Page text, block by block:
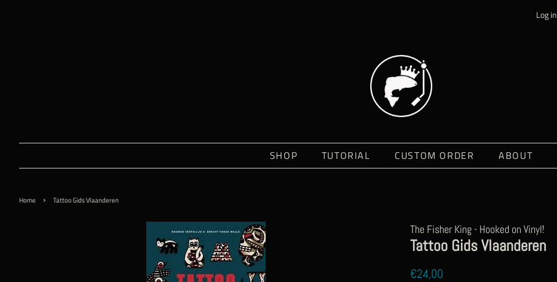
Log in
SHOP TUTORIAL CUSTOM ORDER ABOUT
Home › Tattoo Gids Vlaanderen
The Fisher King - Hooked on Vinyl!
Tattoo Gids Vlaanderen
Regular
€24,00